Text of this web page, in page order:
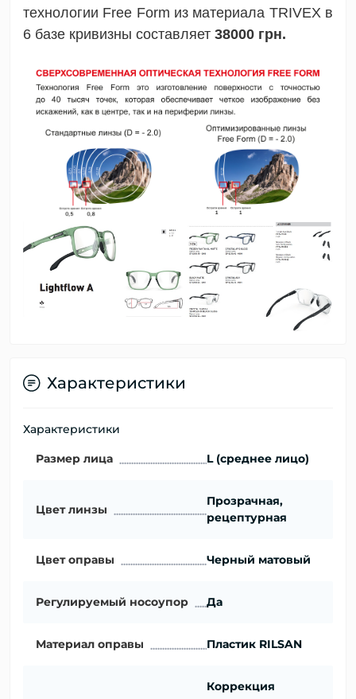
технологии Free Form из материала TRIVEX в
6 базе кривизны составляет 38000 грн.
Характеристики
Характеристики
Размер лица L (среднее лицо)
Цвет линзы
Прозрачная,
рецептурная
Цвет оправы Черный матовый
Регулируемый носоупор Да
Материал оправы Пластик RILSAN
Коррекция